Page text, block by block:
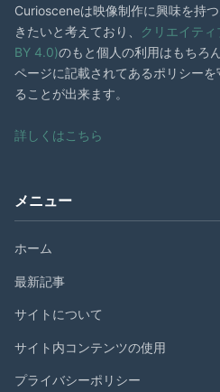
Curiosceneは映像制作に興味を持
きたいと考えており、
クリエイテ
BY 4.0)のもと個人の利用はもちろ
ページに記載されてあるポリシー
ることが出来ます。
詳しくはこちら
メニュー
ホーム
最新記事
サイトについて
サイト内コンテンツの使用
プライバシーポリシー